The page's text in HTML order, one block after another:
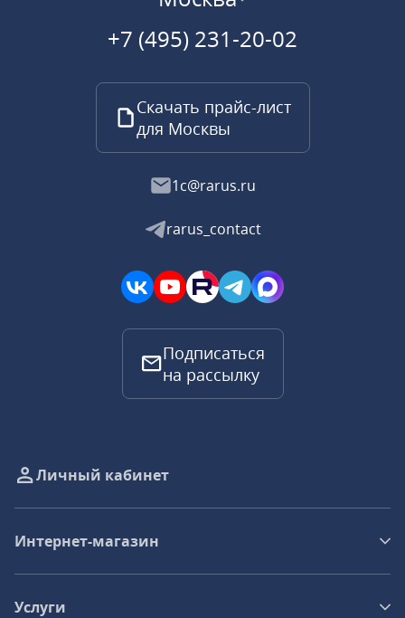
+7 (495) 231-20-02
Скачать прайс-лист
для Москвы
1c@rarus.ru
rarus_contact
Подписаться
на рассылку
Личный кабинет
Интернет-магазин
Услуги